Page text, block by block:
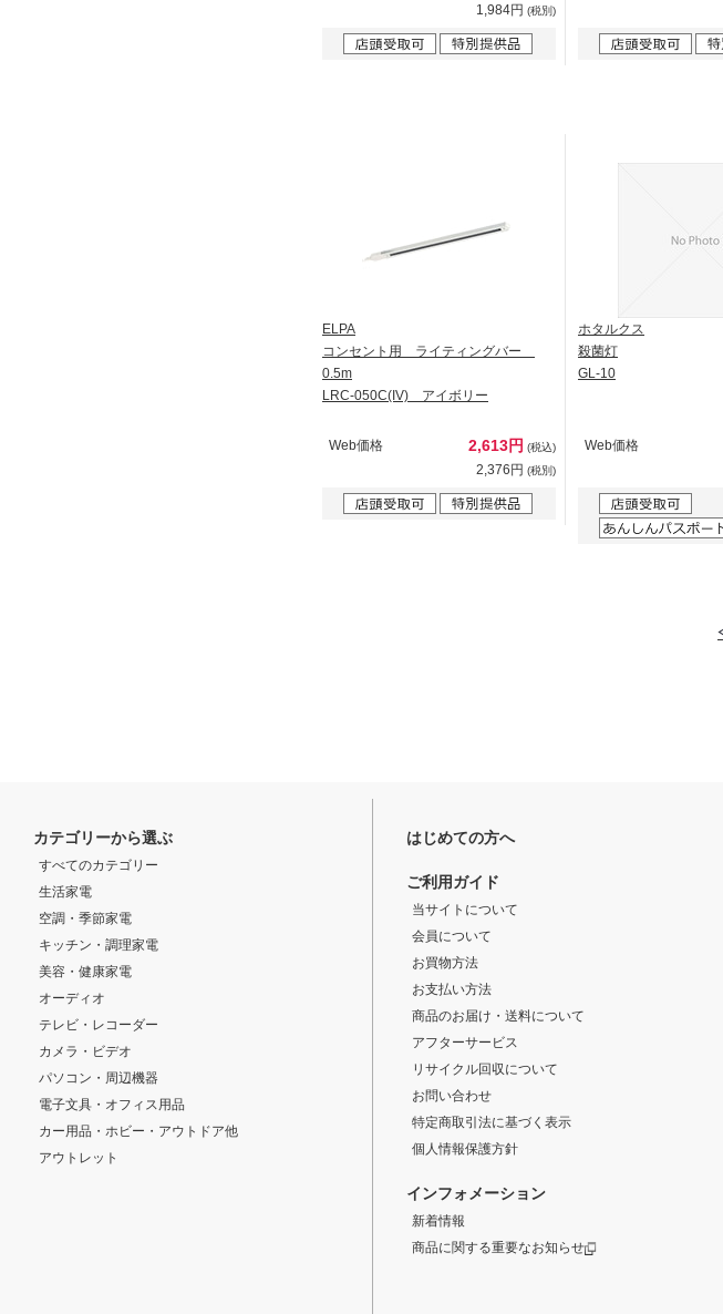
1,984円 (税別)
ELPA
コンセント用 ライティングバー
0.5m
LRC-050C(IV) アイボリー
Web価格 2,613円 (税込)
2,376円 (税別)
ホタルクス
殺菌灯
GL-10
Web価格
カテゴリーから選ぶ
すべてのカテゴリー
生活家電
空調・季節家電
キッチン・調理家電
美容・健康家電
オーディオ
テレビ・レコーダー
カメラ・ビデオ
パソコン・周辺機器
電子文具・オフィス用品
カー用品・ホビー・アウトドア他
アウトレット
はじめての方へ
ご利用ガイド
当サイトについて
会員について
お買物方法
お支払い方法
商品のお届け・送料について
アフターサービス
リサイクル回収について
お問い合わせ
特定商取引法に基づく表示
個人情報保護方針
インフォメーション
新着情報
商品に関する重要なお知らせ